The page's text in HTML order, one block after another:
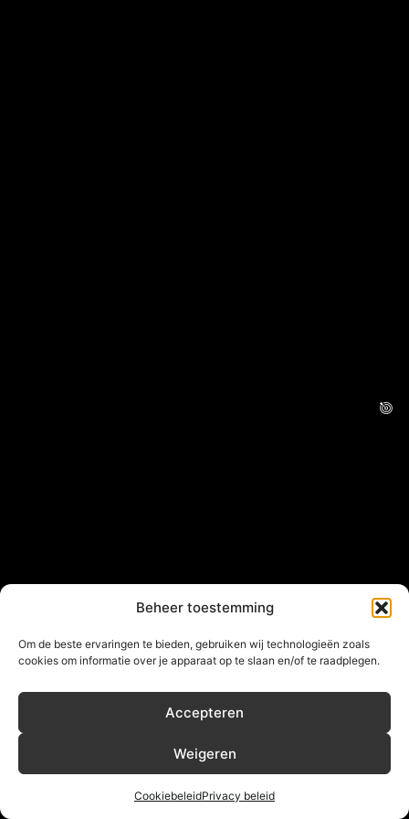
Beheer toestemming
Om de beste ervaringen te bieden, gebruiken wij technologieën zoals
cookies om informatie over je apparaat op te slaan en/of te raadplegen.
Accepteren
Weigeren
CookiebeleidPrivacy beleid